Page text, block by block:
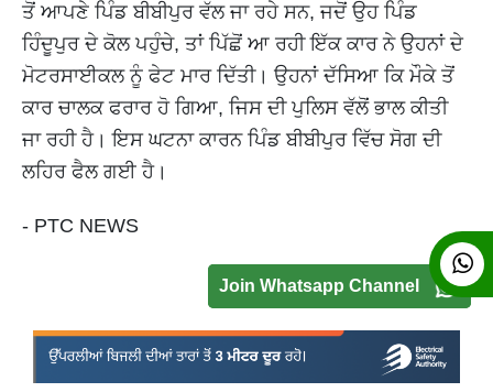
ਤੋਂ ਆਪਣੇ ਪਿੰਡ ਬੀਬੀਪੁਰ ਵੱਲ ਜਾ ਰਹੇ ਸਨ, ਜਦੋਂ ਉਹ ਪਿੰਡ
ਹਿੰਦੂਪੁਰ ਦੇ ਕੋਲ ਪਹੁੰਚੇ, ਤਾਂ ਪਿੱਛੋਂ ਆ ਰਹੀ ਇੱਕ ਕਾਰ ਨੇ ਉਹਨਾਂ ਦੇ
ਮੋਟਰਸਾਈਕਲ ਨੂੰ ਫੇਟ ਮਾਰ ਦਿੱਤੀ। ਉਹਨਾਂ ਦੱਸਿਆ ਕਿ ਮੌਕੇ ਤੋਂ
ਕਾਰ ਚਾਲਕ ਫਰਾਰ ਹੋ ਗਿਆ, ਜਿਸ ਦੀ ਪੁਲਿਸ ਵੱਲੋਂ ਭਾਲ ਕੀਤੀ
ਜਾ ਰਹੀ ਹੈ। ਇਸ ਘਟਨਾ ਕਾਰਨ ਪਿੰਡ ਬੀਬੀਪੁਰ ਵਿੱਚ ਸੋਗ ਦੀ
ਲਹਿਰ ਫੈਲ ਗਈ ਹੈ।
- PTC NEWS
Join Whatsapp Channel